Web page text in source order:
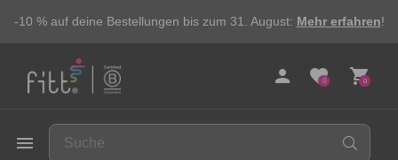
-10 % auf deine Bestellungen bis zum 31. August: Mehr erfahren!
person 0
favorite 0
shopping_cart
menu